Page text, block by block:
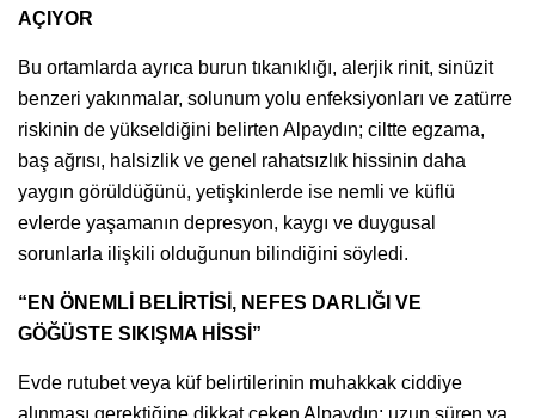
AÇIYOR
Bu ortamlarda ayrıca burun tıkanıklığı, alerjik rinit, sinüzit
benzeri yakınmalar, solunum yolu enfeksiyonları ve zatürre
riskinin de yükseldiğini belirten Alpaydın; ciltte egzama,
baş ağrısı, halsizlik ve genel rahatsızlık hissinin daha
yaygın görüldüğünü, yetişkinlerde ise nemli ve küflü
evlerde yaşamanın depresyon, kaygı ve duygusal
sorunlarla ilişkili olduğunun bilindiğini söyledi.
“EN ÖNEMLİ BELİRTİSİ, NEFES DARLIĞI VE
GÖĞÜSTE SIKIŞMA HİSSİ”
Evde rutubet veya küf belirtilerinin muhakkak ciddiye